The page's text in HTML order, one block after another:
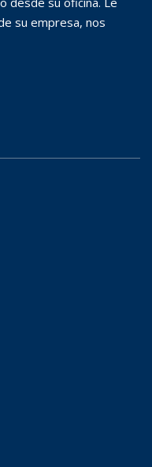
su empresa, nos